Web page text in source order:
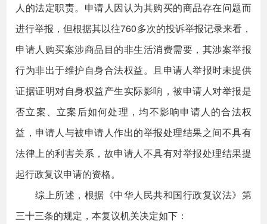
人的法定职责。申请人因认为其购买的商品存在问题而
进行举报，但根据其以往760多次的投诉举报记录来看，
申请人购买案涉商品目的非生活消费需要，其涉案举报
行为非出于维护自身合法权益。且申请人举报时未提供
证据证明对自身权益产生实际影响，被申请人对举报是
否立案、立案后如何处理，均不影响申请人的合法权
益，申请人与被申请人作出的举报处理结果之间不具有
法律上的利害关系，故申请人不具有对举报处理结果提
起行政复议申请的资格。
综上所述，根据《中华人民共和国行政复议法》第
三十三条的规定，本复议机关决定如下：